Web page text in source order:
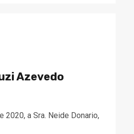
Azevedo
a Sra. Neide Donario,